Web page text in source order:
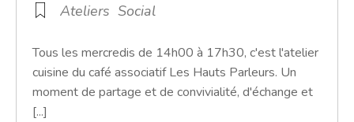
Ateliers Social
Tous les mercredis de 14h00 à 17h30, c'est l'atelier
cuisine du café associatif Les Hauts Parleurs. Un
moment de partage et de convivialité, d'échange et
[...]